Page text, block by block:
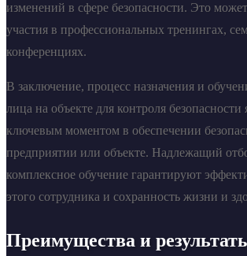
изменений в сфере безопасности. Это
участия в профессиональных тренингах,
конференциях.
В заключение, процесс назначения и
лица на объекте для контроля безопасности
ключевым моментом в обеспечении
предприятии или объекте. Надлежащий
комплексное обучение гарантируют
этого сотрудника и сохранность жизни и
Преимущества и